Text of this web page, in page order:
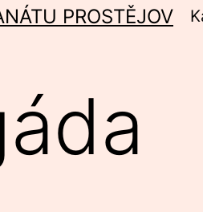
PROSTĚJOV